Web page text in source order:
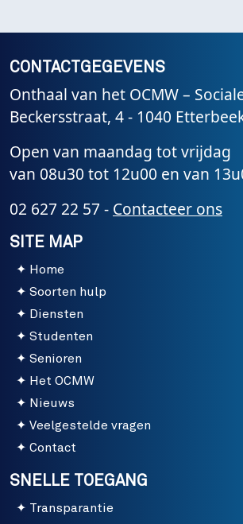
CONTACTGEGEVENS
Onthaal van het OCMW –
Beckersstraat, 4 - 1040
Open van maandag tot vrijdag
van 08u30 tot 12u00 en van
02 627 22 57 - Contacteer ons
SITE MAP
Home
Soorten hulp
Diensten
Studenten
Senioren
Het OCMW
Nieuws
Veelgestelde vragen
Contact
SNELLE TOEGANG
Transparantie